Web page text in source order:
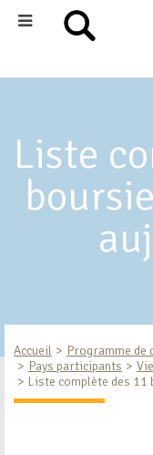
Liste
Accueil
Programme de
Pays participants
Liste complète des 11